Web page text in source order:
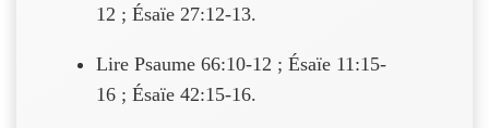
12 ; Ésaïe 27:12-13.
Lire Psaume 66:10-12 ; Ésaïe 11:15-
16 ; Ésaïe 42:15-16.